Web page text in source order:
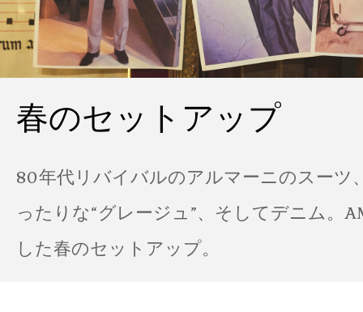
春のセットアップ
80年代リバイバルのアルマーニのスーツ
ったりな“グレージュ”、そしてデニム。
した春のセットアップ。